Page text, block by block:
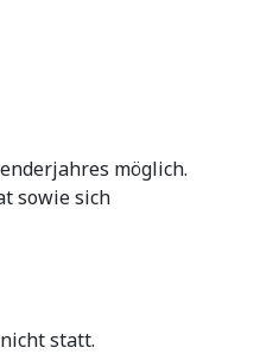
möglich.
sowie sich
statt.